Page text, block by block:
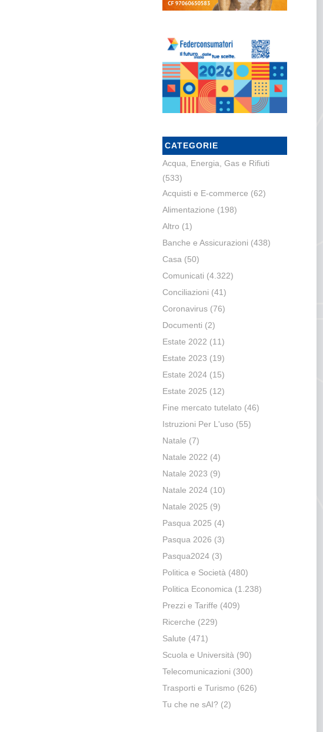
CATEGORIE
Acqua, Energia, Gas e Rifiuti
(533)
Acquisti e E-commerce (62)
Alimentazione (198)
Altro (1)
Banche e Assicurazioni (438)
Casa (50)
Comunicati (4.322)
Conciliazioni (41)
Coronavirus(76)
Documenti (2)
Estate 2022 (11)
Estate 2023 (19)
Estate 2024(15)
Estate 2025 (12)
Fine mercato tutelato (46)
Istruzioni Per L'uso (55)
Natale (7)
Natale 2022 (4)
Natale 2023 (9)
Natale 2024(10)
Natale 2025 (9)
Pasqua 2025 (4)
Pasqua 2026 (3)
Pasqua2024(3)
Politica e Società (480)
Politica Economica (1.238)
Prezzi e Tariffe (409)
Ricerche (229)
Salute (471)
Scuola e Università (90)
Telecomunicazioni (300)
Trasporti e Turismo (626)
Tu che ne sAI? (2)